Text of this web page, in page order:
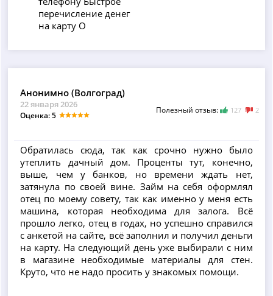
перечисление денег
на карту О
Анонимно (Волгоград)
22 января 2026
Оценка: 5 Полезный отзыв: 127 2
Обратилась сюда, так как срочно нужно было
утеплить дачный дом. Проценты тут, конечно,
выше, чем у банков, но времени ждать нет,
затянула по своей вине. Займ на себя оформлял
отец по моему совету, так как именно у меня есть
машина, которая необходима для залога. Всё
прошло легко, отец в годах, но успешно справился
с анкетой на сайте, всё заполнил и получил деньги
на карту. На следующий день уже выбирали с ним
в магазине необходимые материалы для стен.
Круто, что не надо просить у знакомых помощи.